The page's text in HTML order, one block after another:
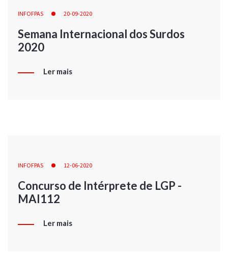
INFOFPAS 20-09-2020
Semana Internacional dos Surdos
2020
Ler mais
INFOFPAS 12-06-2020
Concurso de Intérprete de LGP -
MAI112
Ler mais